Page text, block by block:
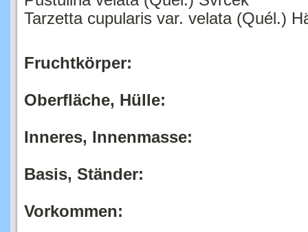
Tarzetta cupularis var. velata (Quél.)
Fruchtkörper:
Oberfläche, Hülle:
Inneres, Innenmasse:
Basis, Ständer:
Vorkommen: